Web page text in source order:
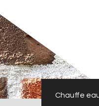
Chauffe